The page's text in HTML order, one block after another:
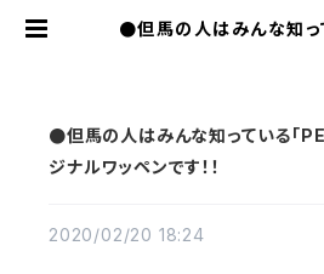
●但馬の人はみんな知っ
●但馬の人はみんな知っている「
ジナルワッペンです！！
2020/02/20 18:24